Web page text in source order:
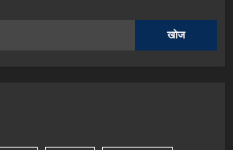
खोज